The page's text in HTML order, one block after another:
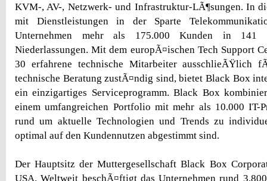
KVM-, AV-, Netzwerk- und Infrastruktur-LÃ¶sungen. In
mit Dienstleistungen in der Sparte
Unternehmen mehr als 175.000 Kunden in 141
Niederlassungen. Mit dem europÃ¤ischen Tech Support
30 erfahrene technische Mitarbeiter ausschlieÃŸlich
technische Beratung zustÃ¤ndig sind, bietet Black Box
ein einzigartiges Serviceprogramm. Black Box
einem umfangreichen Portfolio mit mehr als 10.000 IT-
rund um aktuelle Technologien und Trends zu
optimal auf den Kundennutzen abgestimmt sind.
Der Hauptsitz der Muttergesellschaft Black Box
USA. Weltweit beschÃ¤ftigt das Unternehmen rund